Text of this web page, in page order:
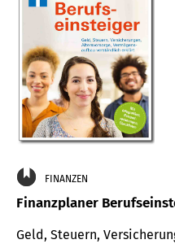
FINANZEN
Finanzplaner
Geld, Steuern,